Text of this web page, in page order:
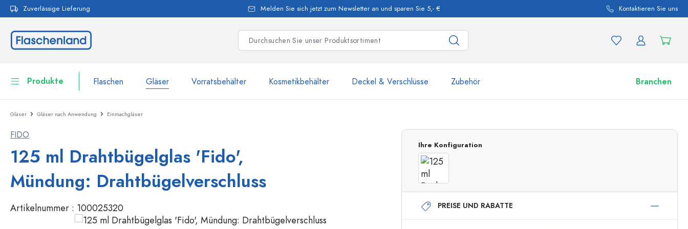
Zur Hauptnavigation springen
Zuverlässige Lieferung Melden Sie sich jetzt zum Newsletter an und sparen Sie 5,- € Kontaktieren Sie uns
Produkte Flaschen Gläser Vorratsbehälter Kosmetikbehälter Deckel & Verschlüsse Zubehör Branchen
Flaschen
Vorratsbehälter
Geschirr
Kosmetikbehälter
Flaschen nach Marke
WECK-Flaschen
Flaschen nach Volumen
100 ml Flaschen
500 ml Flaschen
750 ml Flaschen
1000 ml Flaschen
Zu den Gläsern
Gläser Gläser nach Anwendung Einmachgläser
FIDO
125 ml Drahtbügelglas 'Fido',
Mündung: Drahtbügelverschluss
Artikelnummer : 100025320
Ihre Konfiguration
PREISE UND RABATTE